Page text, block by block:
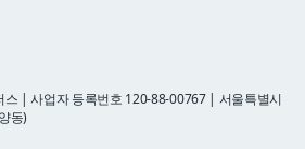
스 | 사업자 등록번호 120-88-00767 | 서울특별시
동)